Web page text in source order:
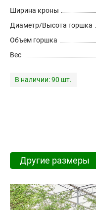
Ширина кроны
Диаметр/Высота горшка
Объем горшка
Вес
В наличии:90 шт.
Другие размеры